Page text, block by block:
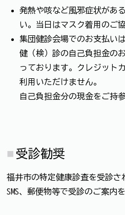
発熱や咳など風邪症状があ
い。当日はマスク着用のご
集団健診会場でのお支払い
健（検）診の自己負担金の
っております。クレジット
利用いただけません。
自己負担金分の現金をご持
受診勧奨
福井市の特定健康診査を受診さ
SMS、郵便物等で受診のご案内